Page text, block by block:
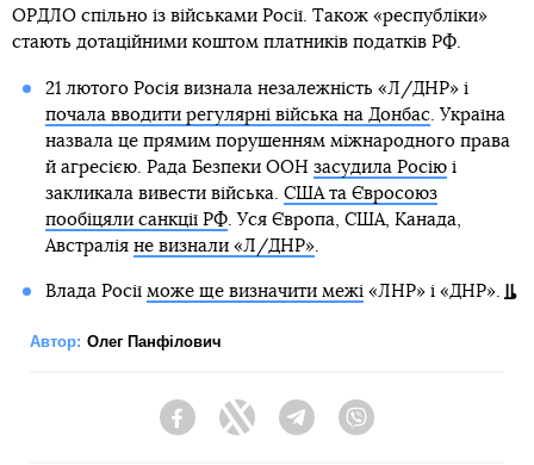
ОРДЛО спільно із військами Росії. Також «республіки»
стають дотаційними коштом платників податків РФ.
21 лютого Росія визнала незалежність «Л/ДНР» і
почала вводити регулярні війська на Донбас. Україна
назвала це прямим порушенням міжнародного права
й агресією. Рада Безпеки ООН засудила Росіюі
закликала вивести війська. США та Євросоюз
пообіцяли санкції РФ. Уся Європа, США, Канада,
Австралія не визнали «Л/ДНР».
Влада Росії може ще визначити межі«ЛНР» і «ДНР».
Автор: Олег Панфілович
FacebookTwitter Telegram